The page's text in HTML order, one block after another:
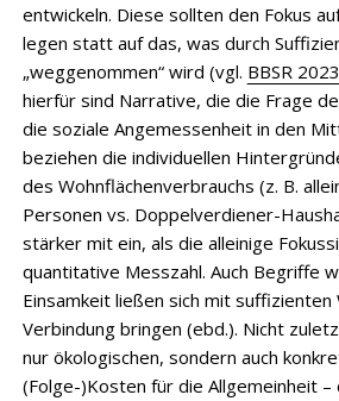
entwickeln. Diese sollten den Fokus
legen statt auf das, was durch
„weggenommen“ wird (vgl. BBSR
hierfür sind Narrative, die die Frage
die soziale Angemessenheit in den
beziehen die individuellen
des Wohnflächenverbrauchs (z. B.
Personen vs. Doppelverdiener-
stärker mit ein, als die alleinige
quantitative Messzahl. Auch Begriffe
Einsamkeit ließen sich mit suffizienten
Verbindung bringen (ebd.). Nicht
nur ökologischen, sondern auch
(Folge-)Kosten für die Allgemeinheit –